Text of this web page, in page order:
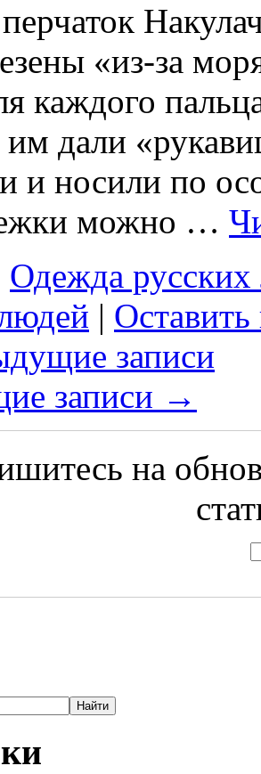
«из-за
каждого
им дали
и носили по
можно …
Одежда
|
записи
записи →
на